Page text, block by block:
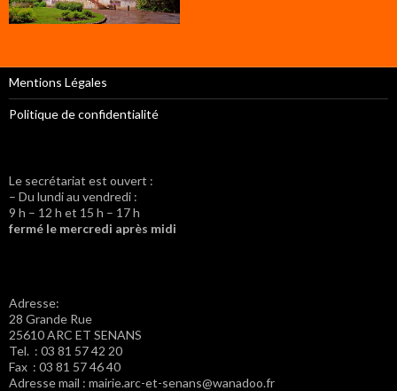
Mentions Légales
Politique de confidentialité
Le secrétariat est ouvert :
– Du lundi au vendredi :
9 h – 12 h et 15 h – 17 h
fermé le mercredi après midi
Adresse:
28 Grande Rue
25610 ARC ET SENANS
Tel. : 03 81 57 42 20
Fax : 03 81 57 46 40
Adresse mail : mairie.arc-et-senans@wanadoo.fr